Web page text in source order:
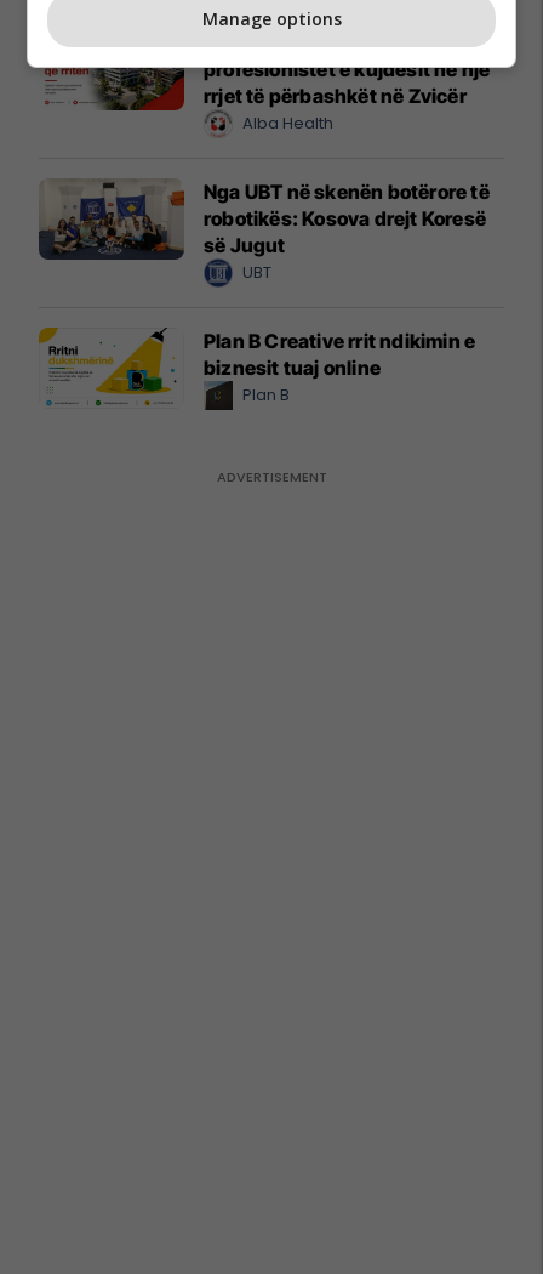
Alba Health bashkon
profesionistët e kujdesit në një
rrjet të përbashkët në Zvicër
Alba Health
Nga UBT në skenën botërore të
robotikës: Kosova drejt Koresë
së Jugut
UBT
Plan B Creative rrit ndikimin e
biznesit tuaj online
Plan B
Manage options